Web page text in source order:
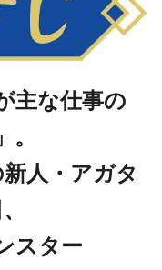
主な仕事の
人・アガタ
スター